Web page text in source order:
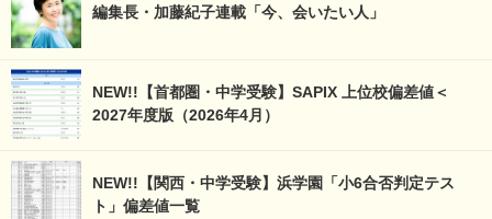
編集長・加藤紀子連載「今、会いたい人」
NEW!!【首都圏・中学受験】SAPIX 上位校偏差値＜
2027年度版（2026年4月）
NEW!!【関西・中学受験】浜学園「小6合否判定テス
ト」偏差値一覧